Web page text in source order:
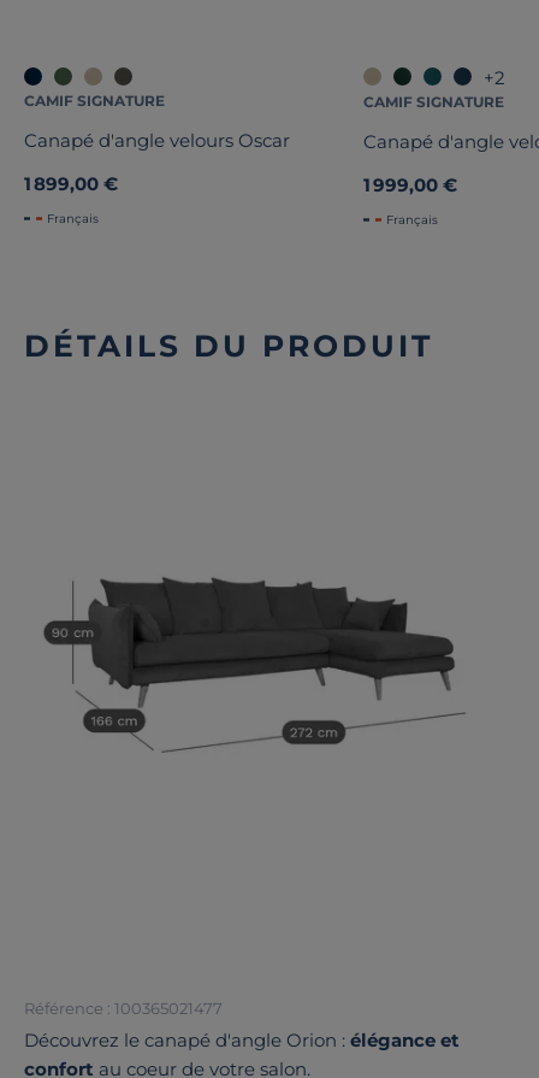
CAMIF SIGNATURE
Canapé d'angle velours Oscar
1 899,00 €
Français
+2
CAMIF SIGNATURE
Canapé d'angle
1 999,00 €
Français
DÉTAILS DU PRODUIT
Référence : 100365021477
Découvrez le canapé d'angle Orion : élégance et
confort au coeur de votre salon.